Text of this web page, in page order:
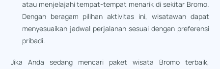
atau menjelajahi tempat-tempat menarik di sekitar Bromo.
Dengan beragam pilihan aktivitas ini, wisatawan dapat
menyesuaikan jadwal perjalanan sesuai dengan preferensi
pribadi.
Jika Anda sedang mencari paket wisata Bromo terbaik,